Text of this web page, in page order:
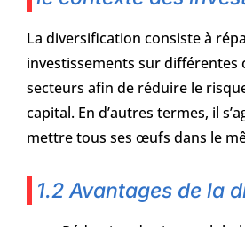
La diversification consiste à
investissements sur différentes
secteurs afin de réduire le
capital. En d’autres termes, il
mettre tous ses œufs dans le
1.2 Avantages de la